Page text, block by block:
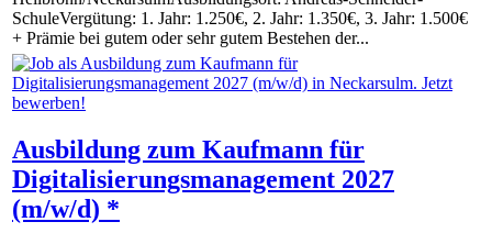
SchuleVergütung: 1. Jahr: 1.250€, 2. Jahr: 1.350€, 3. Jahr: 1.500€
+ Prämie bei gutem oder sehr gutem Bestehen der...
Ausbildung zum Kaufmann für
Digitalisierungsmanagement 2027
(m/w/d) *